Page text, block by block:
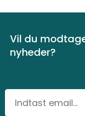
Vil du
nyheder?